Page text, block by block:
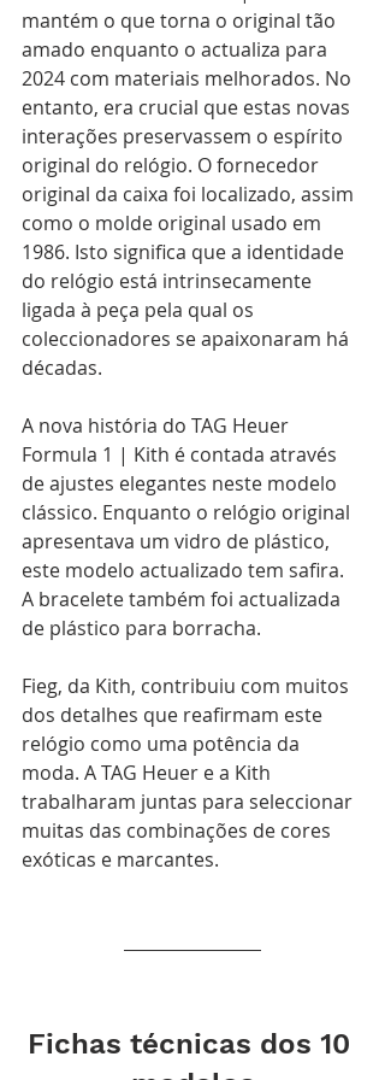
mantém o que torna o original tão
amado enquanto o actualiza para
2024 com materiais melhorados. No
entanto, era crucial que estas novas
interações preservassem o espírito
original do relógio. O fornecedor
original da caixa foi localizado, assim
como o molde original usado em
1986. Isto significa que a identidade
do relógio está intrinsecamente
ligada à peça pela qual os
coleccionadores se apaixonaram há
décadas.
A nova história do TAG Heuer
Formula 1 | Kith é contada através
de ajustes elegantes neste modelo
clássico. Enquanto o relógio original
apresentava um vidro de plástico,
este modelo actualizado tem safira.
A bracelete também foi actualizada
de plástico para borracha.
Fieg, da Kith, contribuiu com muitos
dos detalhes que reafirmam este
relógio como uma potência da
moda. A TAG Heuer e a Kith
trabalharam juntas para seleccionar
muitas das combinações de cores
exóticas e marcantes.
Fichas técnicas dos 10